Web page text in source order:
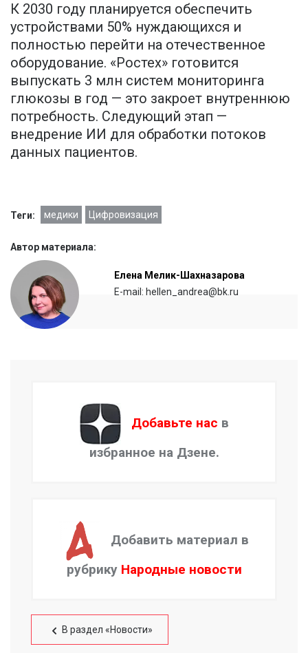
К 2030 году планируется обеспечить
устройствами 50% нуждающихся и
полностью перейти на отечественное
оборудование. «Ростех» готовится
выпускать 3 млн систем мониторинга
глюкозы в год — это закроет внутреннюю
потребность. Следующий этап —
внедрение ИИ для обработки потоков
данных пациентов.
Теги: медики Цифровизация
Автор материала:
Елена Мелик-Шахназарова
E-mail: hellen_andrea@bk.ru
Добавьте нас в
избранное на Дзене.
Добавить материал в
рубрику Народные новости
В раздел «Новости»